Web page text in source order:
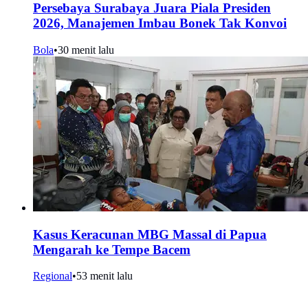
Persebaya Surabaya Juara Piala Presiden
2026, Manajemen Imbau Bonek Tak Konvoi
Bola•30 menit lalu
Kasus Keracunan MBG Massal di Papua
Mengarah ke Tempe Bacem
Regional•53 menit lalu